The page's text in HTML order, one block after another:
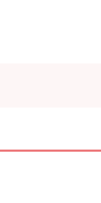
ここからサイト内
サイト内共通メニ